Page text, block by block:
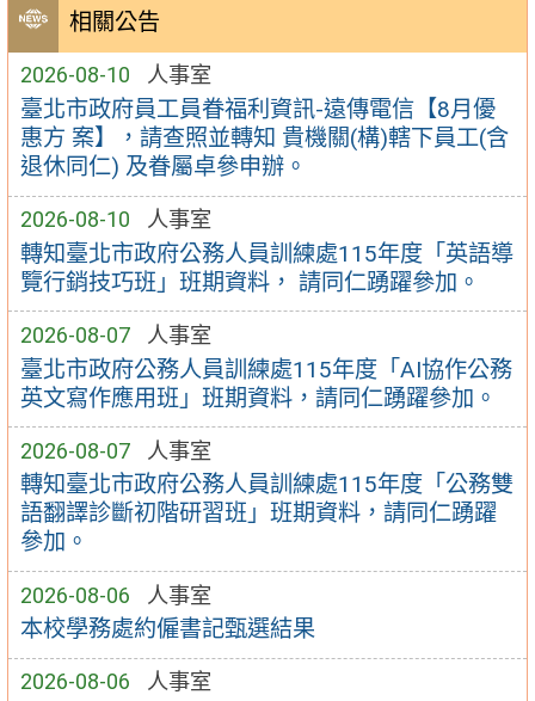
相關公告
2026-08-10 人事室
臺北市政府員工員眷福利資訊-遠傳電信【8月優
惠方 案】，請查照並轉知 貴機關(構)轄下員工(含
退休同仁) 及眷屬卓參申辦。
2026-08-10 人事室
轉知臺北市政府公務人員訓練處115年度「英語導
覽行銷技巧班」班期資料， 請同仁踴躍參加。
2026-08-07 人事室
臺北市政府公務人員訓練處115年度「AI協作公務
英文寫作應用班」班期資料，請同仁踴躍參加。
2026-08-07 人事室
轉知臺北市政府公務人員訓練處115年度「公務雙
語翻譯診斷初階研習班」班期資料，請同仁踴躍
參加。
2026-08-06 人事室
本校學務處約僱書記甄選結果
2026-08-06 人事室